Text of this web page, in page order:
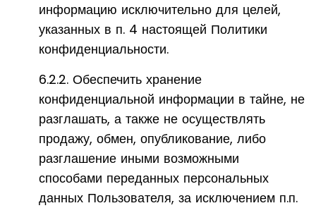
информацию исключительно для целей,
указанных в п. 4 настоящей Политики
конфиденциальности.
6.2.2. Обеспечить хранение
конфиденциальной информации в тайне, не
разглашать, а также не осуществлять
продажу, обмен, опубликование, либо
разглашение иными возможными
способами переданных персональных
данных Пользователя, за исключением п.п.